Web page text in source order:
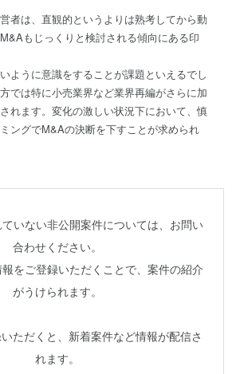
者は、直観的というよりは熟考してから動
もじっくりと検討される傾向にある印
ように意識をすることが課題といえるでし
では特に小売業界など業界再編がさらに加
れます。変化の激しい状況下において、慎
ングでM&Aの決断を下すことが求められ
いない非公開案件については、お問い
合わせください。
をご登録いただくことで、案件の紹介
がうけられます。
ただくと、新着案件など情報が配信さ
れます。